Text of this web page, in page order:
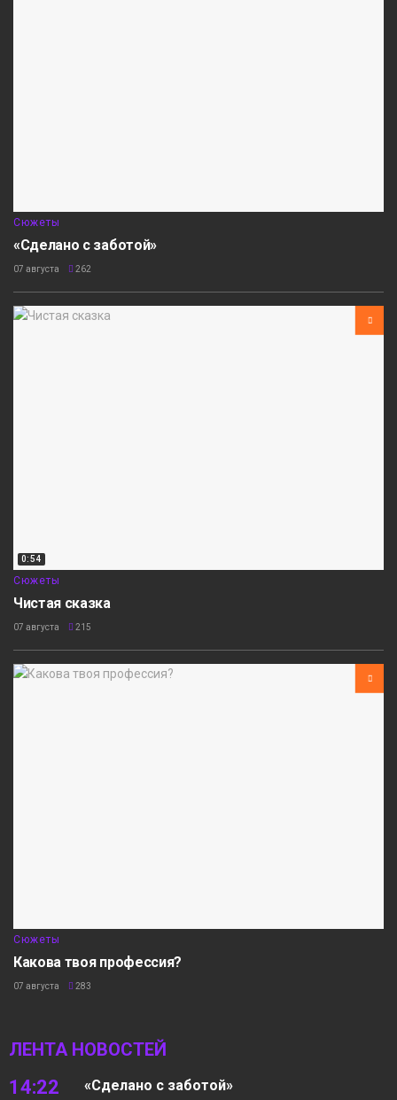
Сюжеты
«Сделано с заботой»
07 августа 262
0:54
Сюжеты
Чистая сказка
07 августа 215
Сюжеты
Какова твоя профессия?
07 августа 283
ЛЕНТА НОВОСТЕЙ
14:22 «Сделано с заботой»